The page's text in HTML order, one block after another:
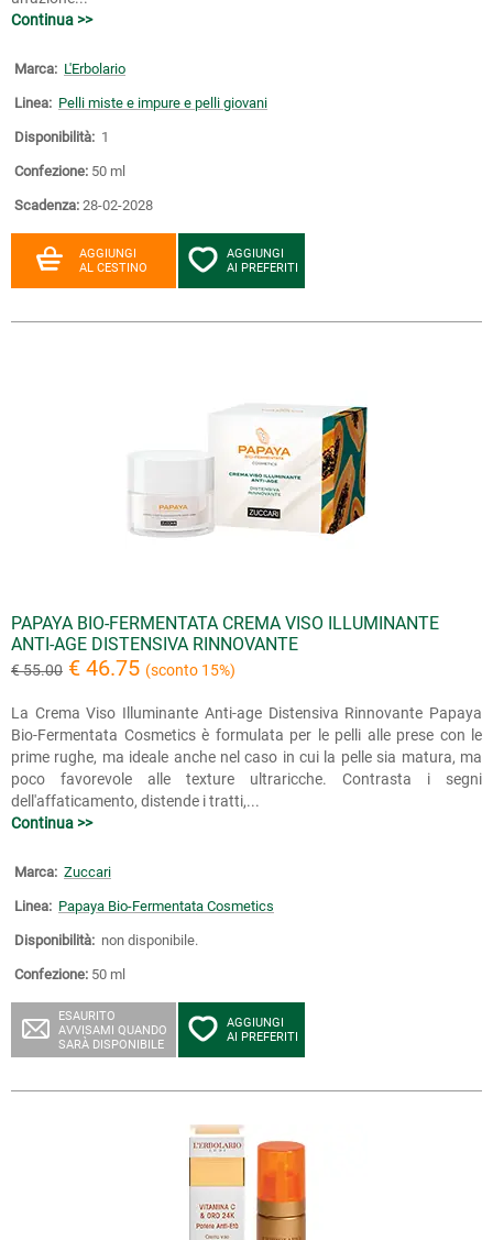
Continua >>
Marca: L'Erbolario
Linea: Pelli miste e impure e pelli giovani
Disponibilità: 1
Confezione: 50 ml
Scadenza: 28-02-2028
AGGIUNGI
AL CESTINO
AGGIUNGI
AI PREFERITI
PAPAYA BIO-FERMENTATA CREMA VISO ILLUMINANTE
ANTI-AGE DISTENSIVA RINNOVANTE
€ 55.00 € 46.75 (sconto 15%)
La Crema Viso Illuminante Anti-age Distensiva Rinnovante Papaya
Bio-Fermentata Cosmetics è formulata per le pelli alle prese con le
prime rughe, ma ideale anche nel caso in cui la pelle sia matura, ma
poco favorevole alle texture ultraricche. Contrasta i segni
dell'affaticamento, distende i tratti,...
Continua >>
Marca: Zuccari
Linea: Papaya Bio-Fermentata Cosmetics
Disponibilità: non disponibile.
Confezione: 50 ml
ESAURITO
AVVISAMI QUANDO
SARÀ DISPONIBILE
AGGIUNGI
AI PREFERITI